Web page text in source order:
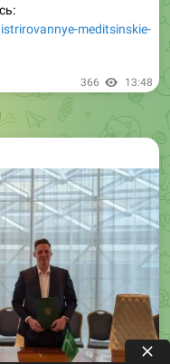
meditsinskie-
366 13:48